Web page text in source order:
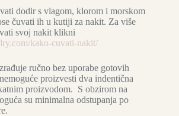
dodir s vlagom, klorom i morskom
čuvati ih u kutiji za nakit. Za više
svoj nakit klikni
kako-cuvati-nakit/
ručno bez uporabe gotovih
proizvesti dva indentična
proizvodom. S obzirom na
su minimalna odstupanja po